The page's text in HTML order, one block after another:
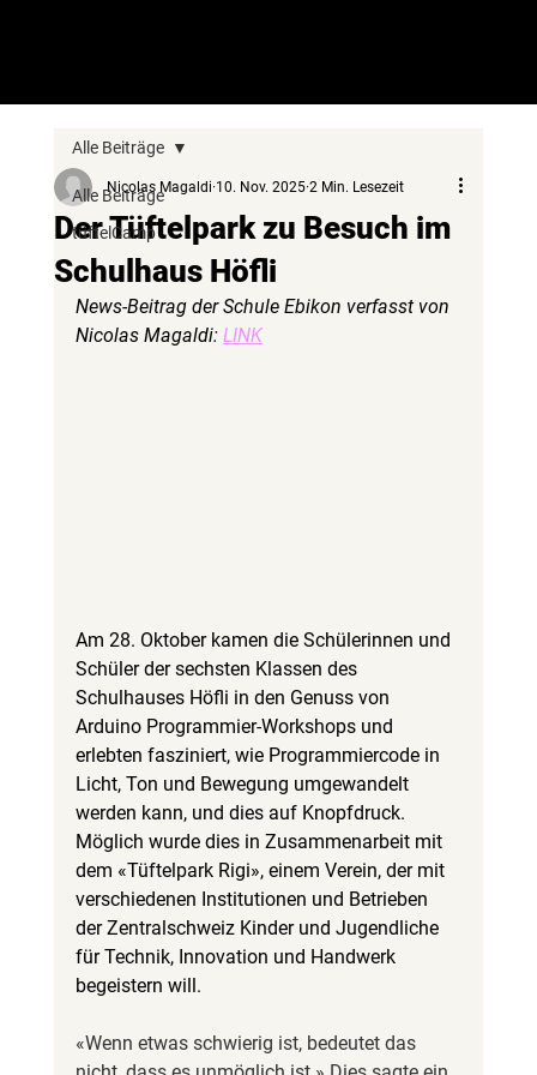
Alle Beiträge
tüftelCamp
Alle Beiträge
Der Tüftelpark zu Besuch im
Schulhaus Höfli
Nicolas Magaldi 10. Nov. 2025 2 Min. Lesezeit
News-Beitrag der Schule Ebikon verfasst von
Nicolas Magaldi: LINK
Am 28. Oktober kamen die Schülerinnen und
Schüler der sechsten Klassen des
Schulhauses Höfli in den Genuss von
Arduino Programmier-Workshops und
erlebten fasziniert, wie Programmiercode in
Licht, Ton und Bewegung umgewandelt
werden kann, und dies auf Knopfdruck.
Möglich wurde dies in Zusammenarbeit mit
dem «Tüftelpark Rigi», einem Verein, der mit
verschiedenen Institutionen und Betrieben
der Zentralschweiz Kinder und Jugendliche
für Technik, Innovation und Handwerk
begeistern will.
«Wenn etwas schwierig ist, bedeutet das